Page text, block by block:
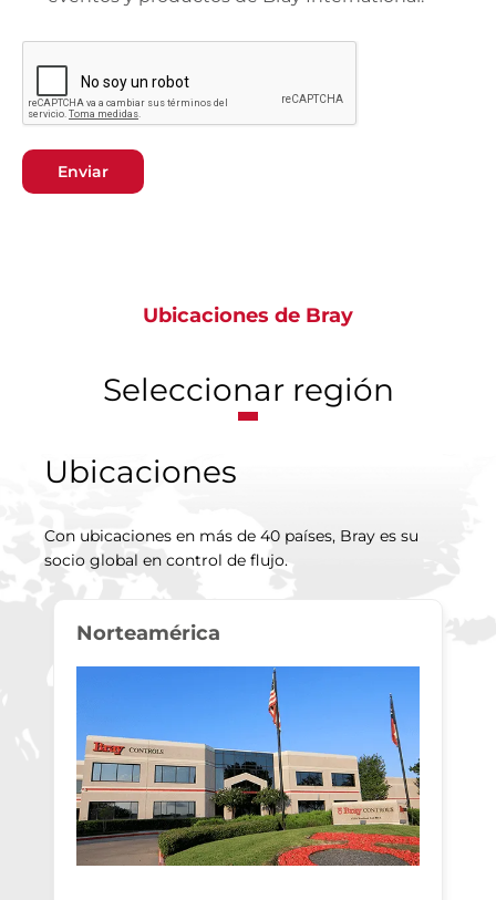
Enviar
Ubicaciones de Bray
Seleccionar región
Ubicaciones
Con ubicaciones en más de 40 países, Bray es su
socio global en control de flujo.
Norteamérica